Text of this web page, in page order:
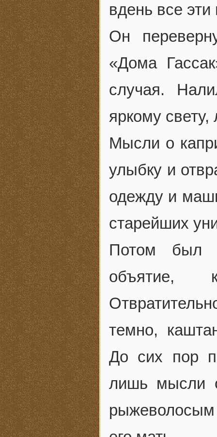
вдень все
Он
«Дома
случая.
яркому
Мысли о
улыбку и
одежду и
старейших
Потом был
объятие,
темно,
До сих пор
лишь мысли
рыжеволосым